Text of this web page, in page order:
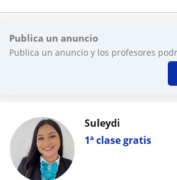
Publica un anuncio
Publica un anuncio y los profesores
1ª clase gratis
Suleydi